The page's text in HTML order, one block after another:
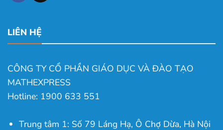
LIÊN HỆ
CÔNG TY CỔ PHẦN GIÁO DỤC VÀ ĐÀO TẠO
MATHEXPRESS
Hotline: 1900 633 551
Trung tâm 1: Số 79 Láng Hạ, Ô Chợ Dừa, Hà Nội